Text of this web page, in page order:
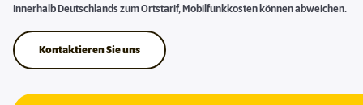
Innerhalb Deutschlands zum Ortstarif, Mobilfunkkosten können abweichen.
Kontaktieren Sie uns